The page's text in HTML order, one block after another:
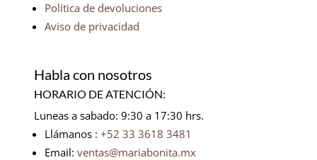
Política de devoluciones
Aviso de privacidad
Habla con nosotros
HORARIO DE ATENCIÓN:
Luneas a sabado: 9:30 a 17:30 hrs.
Llámanos : +52 33 3618 3481
Email: ventas@mariabonita.mx